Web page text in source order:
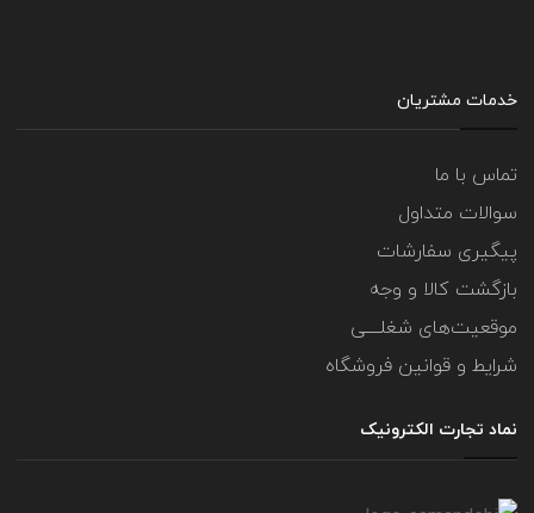
خدمات مشتریان
تماس با ما
سوالات متداول
پیگیری سفارشات
بازگشت کالا و وجه
موقعیت‌های شغلــــی
شرایط و قوانین فروشگاه
نماد تجارت الکترونیک